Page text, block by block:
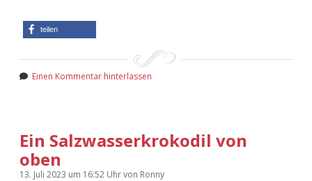
Adventskalender 2022
Adventskalender 2024
teilen
Einen Kommentar hinterlassen
Ein Salzwasserkrokodil von
oben
13. Juli 2023 um 16:52 Uhrvon Ronny